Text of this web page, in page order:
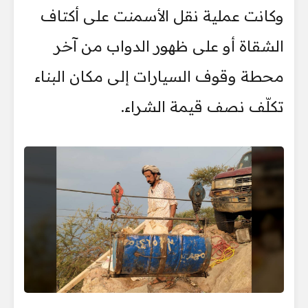
وكانت عملية نقل الأسمنت على أكتاف
الشقاة أو على ظهور الدواب من آخر
محطة وقوف السيارات إلى مكان البناء
تكلّف نصف قيمة الشراء.